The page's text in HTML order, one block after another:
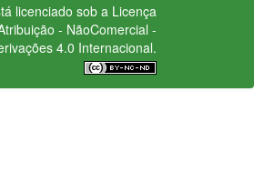
licenciado sob a Licença
- NãoComercial -
4.0 Internacional.